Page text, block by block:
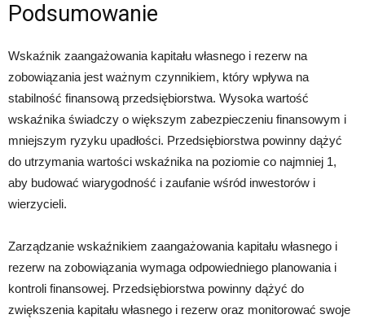
Podsumowanie
Wskaźnik zaangażowania kapitału własnego i rezerw na
zobowiązania jest ważnym czynnikiem, który wpływa na
stabilność finansową przedsiębiorstwa. Wysoka wartość
wskaźnika świadczy o większym zabezpieczeniu finansowym i
mniejszym ryzyku upadłości. Przedsiębiorstwa powinny dążyć
do utrzymania wartości wskaźnika na poziomie co najmniej 1,
aby budować wiarygodność i zaufanie wśród inwestorów i
wierzycieli.
Zarządzanie wskaźnikiem zaangażowania kapitału własnego i
rezerw na zobowiązania wymaga odpowiedniego planowania i
kontroli finansowej. Przedsiębiorstwa powinny dążyć do
zwiększenia kapitału własnego i rezerw oraz monitorować swoje